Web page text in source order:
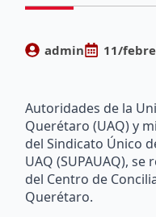
admin 11/
Autoridades de la
Querétaro (UAQ) y
del Sindicato Único
UAQ (SUPAUAQ),
del Centro de
Querétaro.